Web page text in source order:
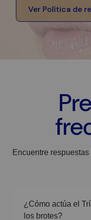
Ver Política de
Encuentre
¿Cómo actúa el
los brotes?